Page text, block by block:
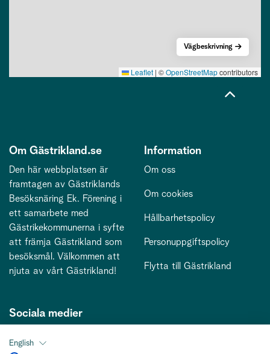
Leaflet | ©OpenStreetMapcontributors
Vägbeskrivning
Om Gästrikland.se
Den här webbplatsen är
framtagen av Gästriklands
Besöksnäring Ek. Förening i
ett samarbete med
Gästrikekommunerna i syfte
att främja Gästrikland som
besöksmål. Välkommen att
njuta av vårt Gästrikland!
Information
Om oss
Om cookies
Hållbarhetspolicy
Personuppgiftspolicy
Flytta till Gästrikland
Sociala medier
English